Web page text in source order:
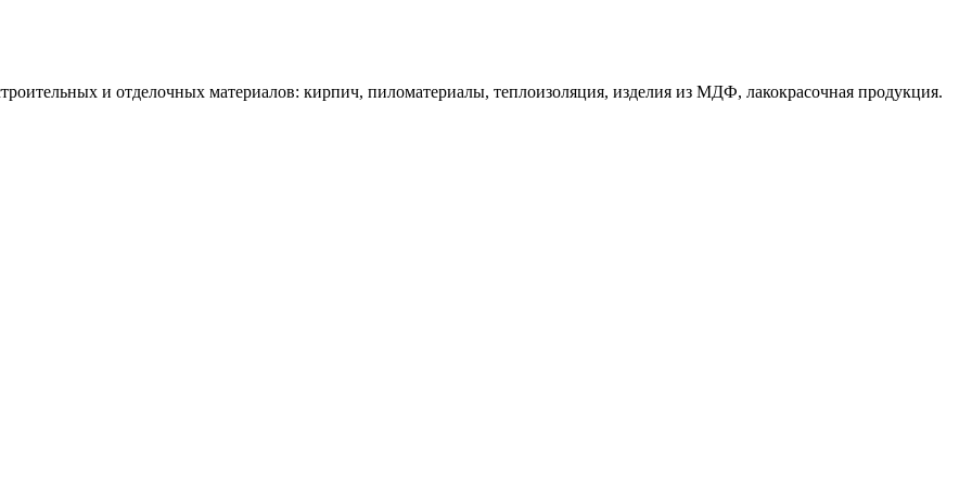
и отделочных материалов: кирпич, пиломатериалы, теплоизоляция, изделия из МДФ, лакокрасочная продукция.